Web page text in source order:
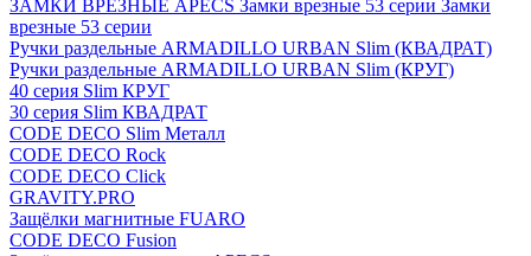
ЗАМКИ ВРЕЗНЫЕ APECS Замки врезные 53 серии Замки
врезные 53 серии
Ручки раздельные ARMADILLO URBAN Slim (КВАДРАТ)
Ручки раздельные ARMADILLO URBAN Slim (КРУГ)
40 серия Slim КРУГ
30 серия Slim КВАДРАТ
CODE DECO Slim Металл
CODE DECO Rock
CODE DECO Click
GRAVITY.PRO
Защёлки магнитные FUARO
CODE DECO Fusion